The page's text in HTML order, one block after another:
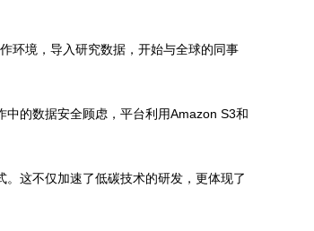
环境，导入研究数据，开始与全球的同事
的数据安全顾虑，平台利用Amazon S3和
这不仅加速了低碳技术的研发，更体现了